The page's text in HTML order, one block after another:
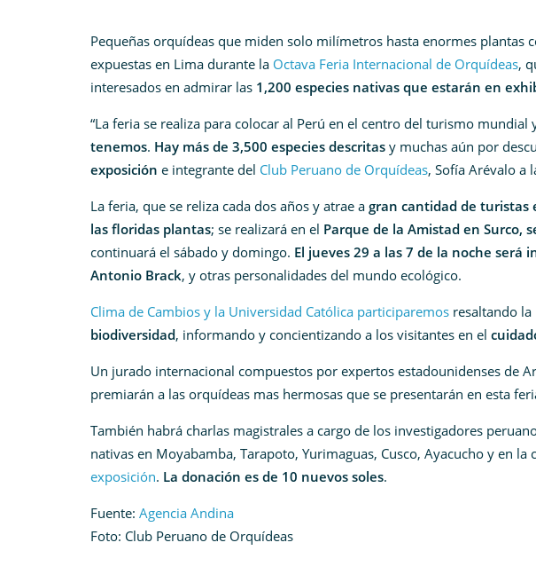
Pequeñas orquídeas que miden solo milímetros hasta enormes plantas
expuestas en Lima durante la Octava Feria Internacional de Orquídeas,
interesados en admirar las 1,200 especies nativas que estarán en
“La feria se realiza para colocar al Perú en el centro del turismo mundial
tenemos. Hay más de 3,500 especies descritas y muchas aún por
exposición e integrante del Club Peruano de Orquídeas, Sofía Arévalo a
La feria, que se reliza cada dos años y atrae a gran cantidad de turistas
las floridas plantas; se realizará en el Parque de la Amistad en Surco,
continuará el sábado y domingo. El jueves 29 a las 7 de la noche
Antonio Brack, y otras personalidades del mundo ecológico.
Clima de Cambios y la Universidad Católica participaremos resaltando
biodiversidad, informando y concientizando a los visitantes en el
Un jurado internacional compuestos por expertos estadounidenses de
premiarán a las orquídeas mas hermosas que se presentarán en esta
También habrá charlas magistrales a cargo de los investigadores
nativas en Moyabamba, Tarapoto, Yurimaguas, Cusco, Ayacucho y en la
exposición. La donación es de 10 nuevos soles.
Fuente: Agencia Andina
Foto: Club Peruano de Orquídeas